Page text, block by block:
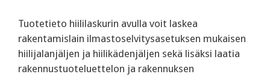
‍‍Tuotetieto hiililaskurin avulla voit laskea
rakentamislain ilmastoselvitysasetuksen mukaisen
hiilijalanjäljen ja hiilikädenjäljen sekä lisäksi laatia
rakennustuoteluettelon ja rakennuksen